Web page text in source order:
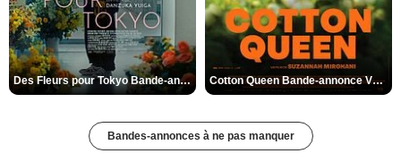
Des Fleurs pour Tokyo Bande-annonce VO STFR Cotton Queen Bande-annonce VO STFR
Bandes-annonces à ne pas manquer